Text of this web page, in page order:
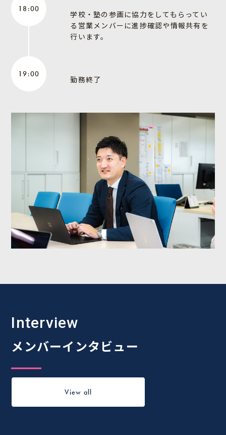
18:00
学校・塾の参画に協力をしてもらってい
る営業メンバーに進捗確認や情報共有を
行います。
19:00
勤務終了
Interview
メンバーインタビュー
View all